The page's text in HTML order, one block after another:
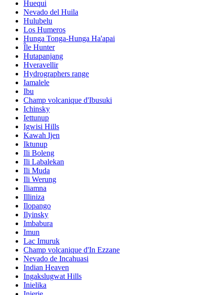
Huequi
Nevado del Huila
Hulubelu
Los Humeros
Hunga Tonga-Hunga Ha'apai
Île Hunter
Hutapanjang
Hveravellir
Hydrographers range
Iamalele
Ibu
Champ volcanique d'Ibusuki
Ichinsky
Iettunup
Igwisi Hills
Kawah Ijen
Iktunup
Ili Boleng
Ili Labalekan
Ili Muda
Ili Werung
Iliamna
Illiniza
Ilopango
Ilyinsky
Imbabura
Imun
Lac Imuruk
Champ volcanique d'In Ezzane
Nevado de Incahuasi
Indian Heaven
Ingakslugwat Hills
Inielika